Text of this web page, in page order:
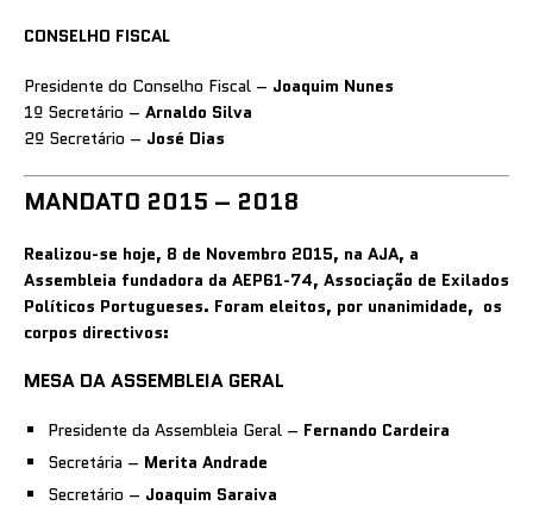
CONSELHO FISCAL
Presidente do Conselho Fiscal – Joaquim Nunes
1º Secretário – Arnaldo Silva
2º Secretário – José Dias
MANDATO 2015 – 2018
Realizou-se hoje, 8 de Novembro 2015, na AJA, a
Assembleia fundadora da AEP61-74, Associação de Exilados
Políticos Portugueses. Foram eleitos, por unanimidade, os
corpos directivos:
MESA DA ASSEMBLEIA GERAL
Presidente da Assembleia Geral – Fernando Cardeira
Secretária – Merita Andrade
Secretário – Joaquim Saraiva